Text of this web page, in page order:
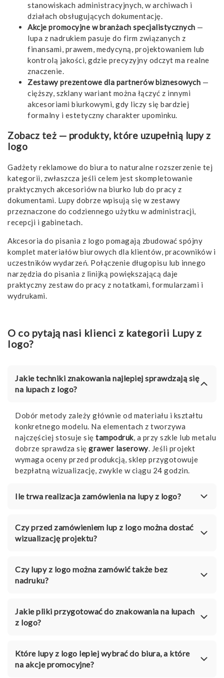
stanowiskach administracyjnych, w archiwach i
działach obsługujących dokumentację.
Akcje promocyjne w branżach specjalistycznych —
lupa z nadrukiem pasuje do firm związanych z
finansami, prawem, medycyną, projektowaniem lub
kontrolą jakości, gdzie precyzyjny odczyt ma realne
znaczenie.
Zestawy prezentowe dla partnerów biznesowych —
cięższy, szklany wariant można łączyć z innymi
akcesoriami biurkowymi, gdy liczy się bardziej
formalny i estetyczny charakter upominku.
Zobacz też — produkty, które uzupełnią lupy z
logo
Gadżety reklamowe do biura to naturalne rozszerzenie tej
kategorii, zwłaszcza jeśli celem jest skompletowanie
praktycznych akcesoriów na biurko lub do pracy z
dokumentami. Lupy dobrze wpisują się w zestawy
przeznaczone do codziennego użytku w administracji,
recepcji i gabinetach.
Akcesoria do pisania z logo pomagają zbudować spójny
komplet materiałów biurowych dla klientów, pracowników i
uczestników wydarzeń. Połączenie długopisu lub innego
narzędzia do pisania z linijką powiększającą daje
praktyczny zestaw do pracy z notatkami, formularzami i
wydrukami.
O co pytają nasi klienci z kategorii Lupy z
logo?
Jakie techniki znakowania najlepiej sprawdzają się
na lupach z logo?
Dobór metody zależy głównie od materiału i kształtu
konkretnego modelu. Na elementach z tworzywa
najczęściej stosuje się tampodruk, a przy szkle lub metalu
dobrze sprawdza się grawer laserowy. Jeśli projekt
wymaga oceny przed produkcją, sklep przygotowuje
bezpłatną wizualizację, zwykle w ciągu 24 godzin.
Ile trwa realizacja zamówienia na lupy z logo?
Czy przed zamówieniem lup z logo można dostać
wizualizację projektu?
Czy lupy z logo można zamówić także bez
nadruku?
Jakie pliki przygotować do znakowania na lupach
z logo?
Które lupy z logo lepiej wybrać do biura, a które
na akcje promocyjne?